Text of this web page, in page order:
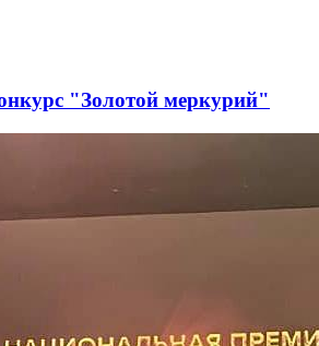
"Золотой меркурий"